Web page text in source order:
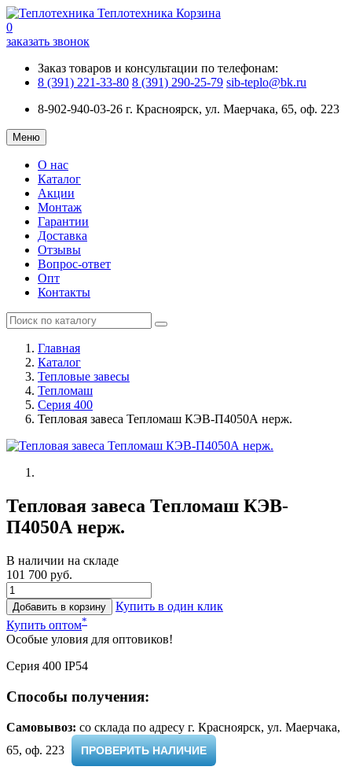
Теплотехника Корзина
0
заказать звонок
Заказ товаров и консультации по телефонам:
8 (391) 221-33-80 8 (391) 290-25-79 sib-teplo@bk.ru
8-902-940-03-26 г. Красноярск, ул. Маерчака, 65, оф. 223
Меню
О нас
Каталог
Акции
Монтаж
Гарантии
Доставка
Отзывы
Вопрос-ответ
Опт
Контакты
Главная
Каталог
Тепловые завесы
Тепломаш
Серия 400
Тепловая завеса Тепломаш КЭВ-П4050А нерж.
Тепловая завеса Тепломаш КЭВ-
П4050А нерж.
В наличии на складе
101 700 руб.
Добавить в корзину
Купить в один клик
Купить оптом*
Особые уловия для оптовиков!
Серия 400 IP54
Способы получения:
Самовывоз: cо склада по адресу г. Красноярск, ул. Маерчака,
65, оф. 223 ​
ПРОВЕРИТЬ НАЛИЧИЕ